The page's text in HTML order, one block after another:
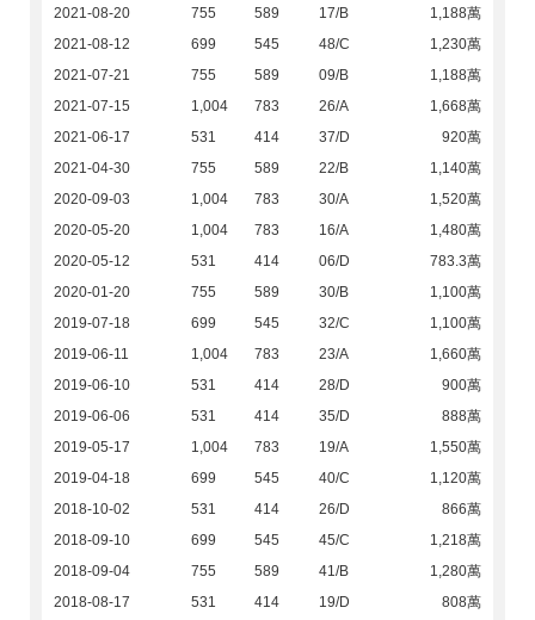
2021-08-20 755 589 17/B
1,188萬
2021-08-12
699 545 48/C
1,230萬
2021-07-21
755 589 09/B
1,188萬
2021-07-15
1,004 783 26/A
1,668萬
2021-06-17
531 414 37/D
920萬
2021-04-30
755 589 22/B
1,140萬
2020-09-03
1,004 783 30/A
1,520萬
2020-05-20
1,004 783 16/A
1,480萬
2020-05-12
531 414 06/D
783.3萬
2020-01-20
755 589 30/B
1,100萬
2019-07-18
699 545 32/C
1,100萬
2019-06-11
1,004 783 23/A
1,660萬
2019-06-10
531 414 28/D
900萬
2019-06-06
531 414 35/D
888萬
2019-05-17
1,004 783 19/A
1,550萬
2019-04-18
699 545 40/C
1,120萬
2018-10-02
531 414 26/D
866萬
2018-09-10
699 545 45/C
1,218萬
2018-09-04
755 589 41/B
1,280萬
2018-08-17
531 414 19/D
808萬